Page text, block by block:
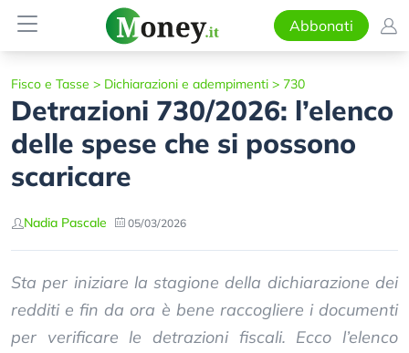
Abbonati
Fisco e Tasse > Dichiarazioni e adempimenti > 730
Detrazioni 730/2026: l’elenco
delle spese che si possono
scaricare
Nadia Pascale 05/03/2026
Sta per iniziare la stagione della dichiarazione dei
redditi e fin da ora è bene raccogliere i documenti
per verificare le detrazioni fiscali. Ecco l’elenco